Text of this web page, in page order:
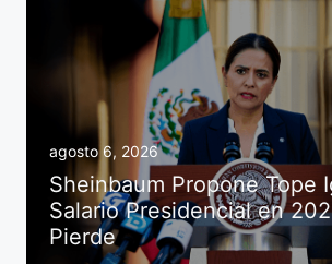
agosto 6, 2026
Sheinbaum Propone Tope
Salario Presidencial en
Pierde